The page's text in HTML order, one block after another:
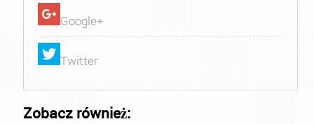
Google+
Twitter
Zobacz również: